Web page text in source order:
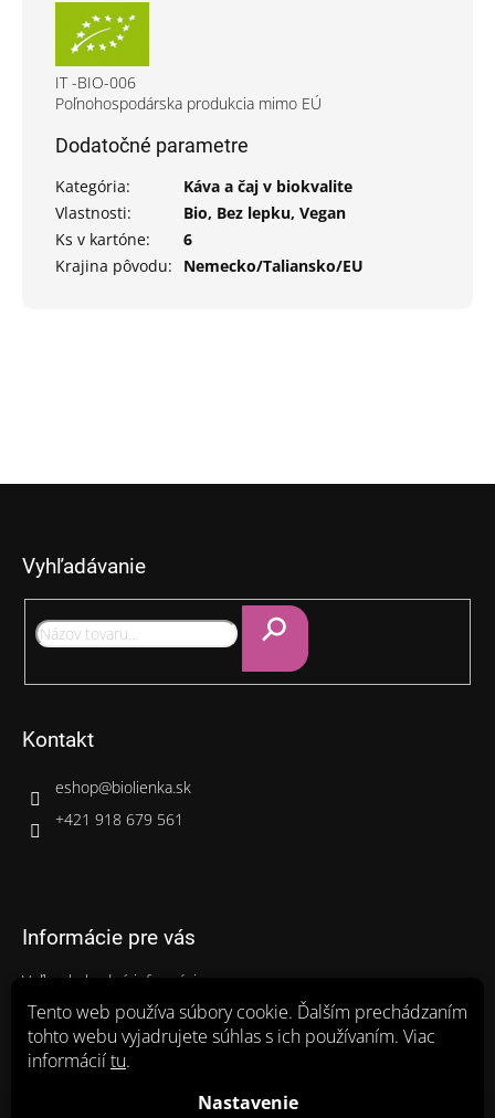
Tento web používa súbory cookie. Ďalším prechádzaním
tohto webu vyjadrujete súhlas s ich používaním. Viac
informáciítu.
Nastavenie
IT -BIO-006
Poľnohospodárska produkcia mimo EÚ
Dodatočné parametre
Kategória:
Káva a čaj v biokvalite
Vlastnosti:
Bio, Bez lepku, Vegan
Ks v kartóne:
6
Krajina pôvodu: Nemecko/Taliansko/EU
Vyhľadávanie
Hľadať
Kontakt
eshop@biolienka.sk
+421 918 679 561
Informácie pre vás
Veľkoobchodné informácie
Gastro balenia
Ako nakupovať
Obchodné podmienky
Zásady ochrany osobných údajov a poučenie o cookies